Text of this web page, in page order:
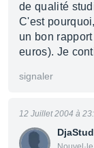
de qualité
C'est
un bon
euros). Je
signaler
12 Juillet 2004 à